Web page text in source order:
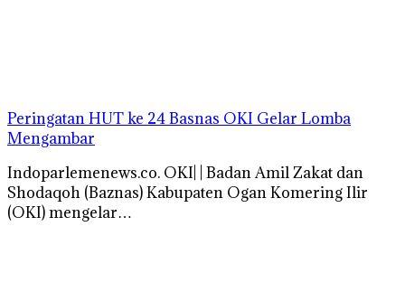
Peringatan HUT ke 24 Basnas OKI Gelar Lomba
Mengambar
Indoparlemenews.co. OKI| | Badan Amil Zakat dan
Shodaqoh (Baznas) Kabupaten Ogan Komering Ilir
(OKI) mengelar…